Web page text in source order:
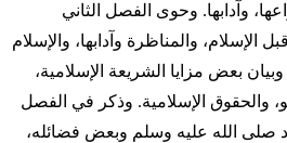
وآدابها. وحوى الفصل الثاني
الإسلام، والمناظرة وآدابها، والإسلام
بعض مزايا الشريعة الإسلامية،
والحقوق الإسلامية. وذكر في الفصل
صلى الله عليه وسلم وبعض فضائله،